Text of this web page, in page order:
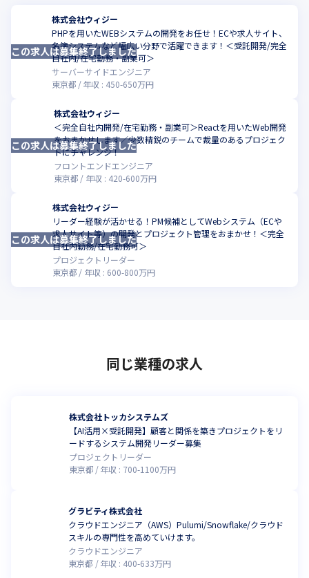
株式会社ウィジー
PHPを用いたWEBシステムの開発をお任せ！ECや求人サイト、
名簿システムなど幅広い分野で活躍できます！＜受託開発/完全
自社内/在宅勤務・副業可＞
サーバーサイドエンジニア
東京都
年収 : 450-650万円
この求人は募集終了しました
株式会社ウィジー
＜完全自社内開発/在宅勤務・副業可＞Reactを用いたWeb開発
をおまかせします／少数精鋭のチームで裁量のあるプロジェク
トにチャレンジ！
フロントエンドエンジニア
東京都
年収 : 420-600万円
この求人は募集終了しました
株式会社ウィジー
リーダー経験が活かせる！PM候補としてWebシステム（ECや
求人サイト等）の開発とプロジェクト管理をおまかせ！＜完全
自社内勤務/在宅勤務可＞
プロジェクトリーダー
東京都
年収 : 600-800万円
この求人は募集終了しました
同じ業種の求人
株式会社トッカシステムズ
【AI活用×受託開発】顧客と関係を築きプロジェクトをリ
ードするシステム開発リーダー募集
プロジェクトリーダー
東京都
年収 : 700-1100万円
グラビティ株式会社
クラウドエンジニア（AWS）Pulumi/Snowflake/クラウド
スキルの専門性を高めていけます。
クラウドエンジニア
東京都
年収 : 400-633万円